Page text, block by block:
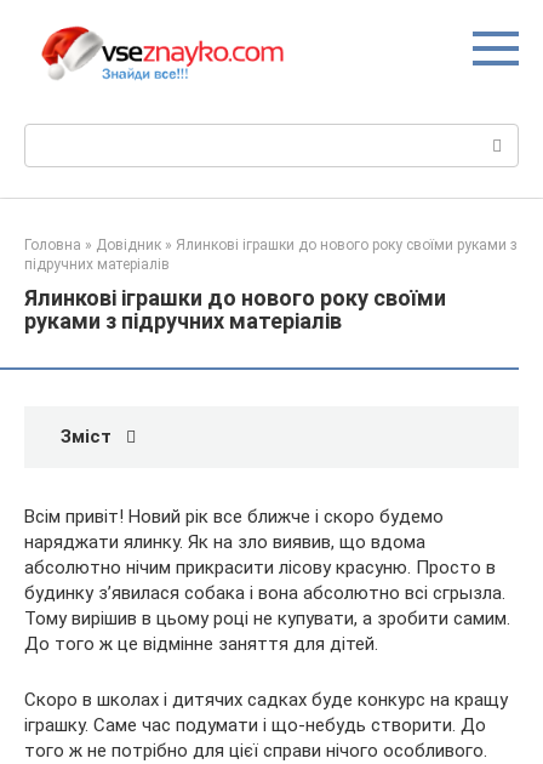
вмісту
Головна » Довідник » Ялинкові іграшки до нового року своїми руками з
підручних матеріалів
Ялинкові іграшки до нового року своїми
руками з підручних матеріалів
Зміст
Всім привіт! Новий рік все ближче і скоро будемо
наряджати ялинку. Як на зло виявив, що вдома
абсолютно нічим прикрасити лісову красуню. Просто в
будинку з’явилася собака і вона абсолютно всі сгрызла.
Тому вирішив в цьому році не купувати, а зробити самим.
До того ж це відмінне заняття для дітей.
Скоро в школах і дитячих садках буде конкурс на кращу
іграшку. Саме час подумати і що-небудь створити. До
того ж не потрібно для цієї справи нічого особливого.